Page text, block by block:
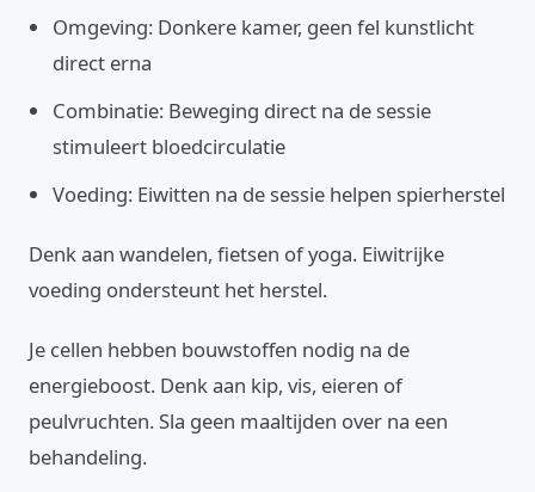
Omgeving: Donkere kamer, geen fel kunstlicht
direct erna
Combinatie: Beweging direct na de sessie
stimuleert bloedcirculatie
Voeding: Eiwitten na de sessie helpen spierherstel
Denk aan wandelen, fietsen of yoga. Eiwitrijke
voeding ondersteunt het herstel.
Je cellen hebben bouwstoffen nodig na de
energieboost. Denk aan kip, vis, eieren of
peulvruchten. Sla geen maaltijden over na een
behandeling.